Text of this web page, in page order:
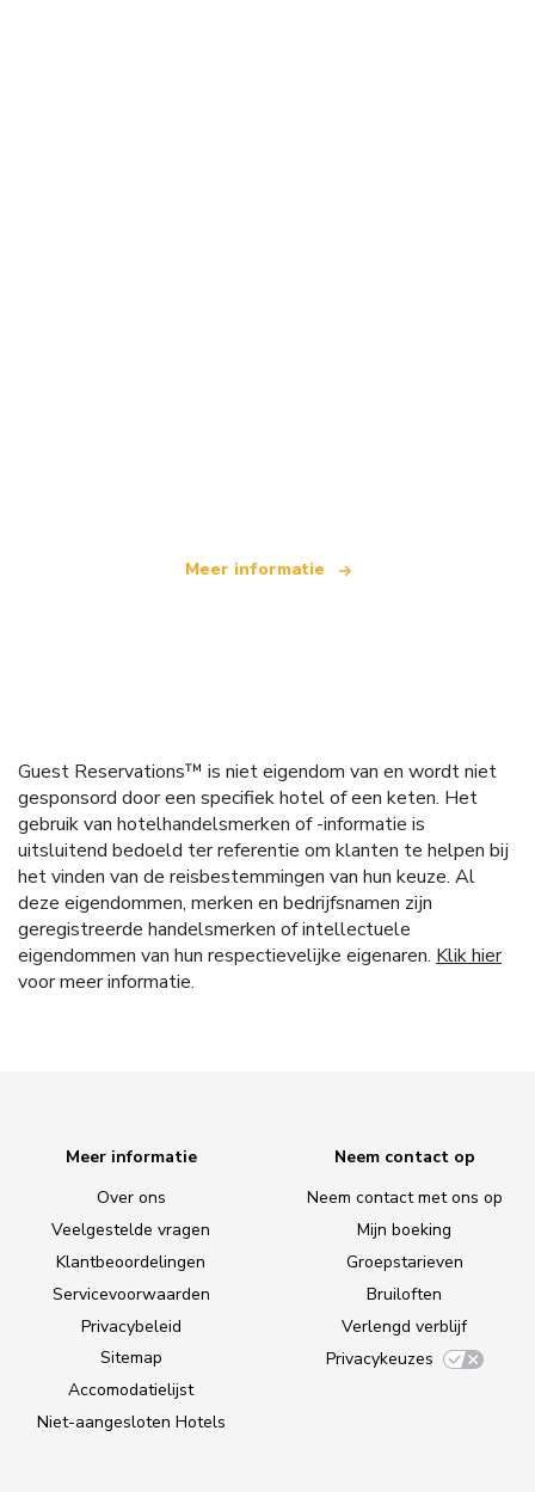
Meer informatie
Guest Reservations™ is niet eigendom van en wordt niet
gesponsord door een specifiek hotel of een keten. Het
gebruik van hotelhandelsmerken of -informatie is
uitsluitend bedoeld ter referentie om klanten te helpen bij
het vinden van de reisbestemmingen van hun keuze. Al
deze eigendommen, merken en bedrijfsnamen zijn
geregistreerde handelsmerken of intellectuele
eigendommen van hun respectievelijke eigenaren. Klik hier
voor meer informatie.
Meer informatie
Over ons
Veelgestelde vragen
Klantbeoordelingen
Servicevoorwaarden
Privacybeleid
Sitemap
Accomodatielijst
Niet-aangesloten Hotels
Neem contact op
Neem contact met ons op
Mijn boeking
Groepstarieven
Bruiloften
Verlengd verblijf
Privacykeuzes